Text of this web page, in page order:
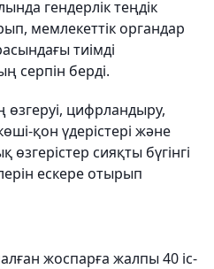
гендерлік теңдік
мемлекеттік органдар
тиімді
серпін берді.
цифрландыру,
қон үдерістері және
сияқты бүгінгі
ескере отырып
жоспарға жалпы 40 іс-